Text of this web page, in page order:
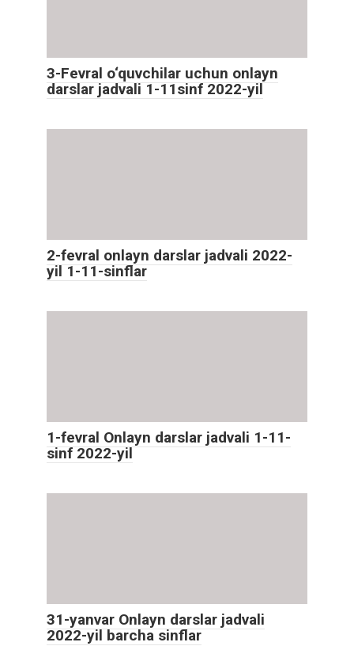
3-Fevral o‘quvchilar uchun onlayn
darslar jadvali 1-11sinf 2022-yil
2-fevral onlayn darslar jadvali 2022-
yil 1-11-sinflar
1-fevral Onlayn darslar jadvali 1-11-
sinf 2022-yil
31-yanvar Onlayn darslar jadvali
2022-yil barcha sinflar